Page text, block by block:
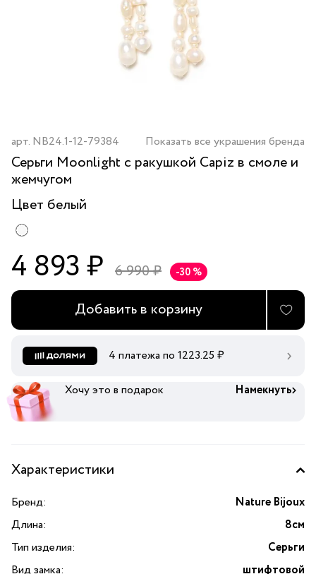
арт. NB24.1-12-79384 Показать все украшения бренда
Серьги Moonlight с ракушкой Capiz в смоле и
жемчугом
Цвет белый
4 893 ₽ 6 990 ₽ -30 %
Добавить в корзину
4 платежа по 1223.25 ₽
Хочу это в подарок Намекнуть
Характеристики
Бренд:
Nature Bijoux
Длина:
8см
Тип изделия:
Серьги
Вид замка:
штифтовой